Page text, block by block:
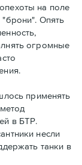
на поле
Опять
огромные
применять
в БТР.
несли
танки в